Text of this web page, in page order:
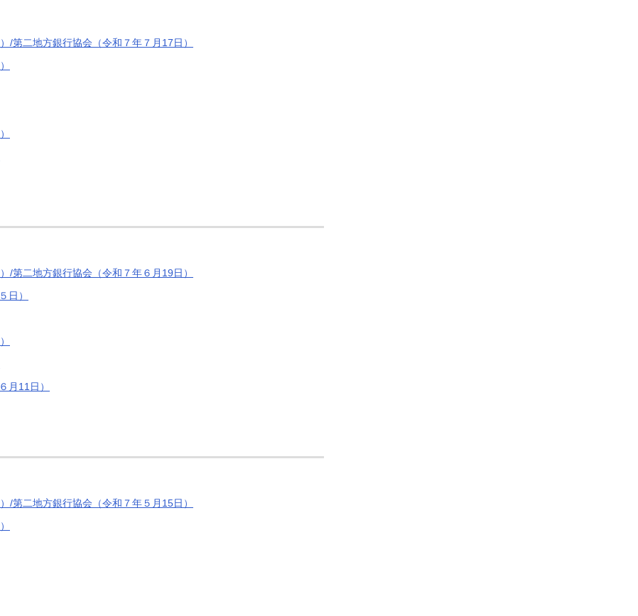
/第二地方銀行協会（令和７年７月17日）
/第二地方銀行協会（令和７年６月19日）
日）
月11日）
/第二地方銀行協会（令和７年５月15日）